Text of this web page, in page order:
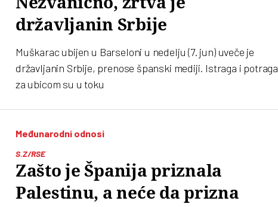
državljanin Srbije
Muškarac ubijen u Barseloni u nedelju (7. jun) uveče je
državljanin Srbije, prenose španski mediji. Istraga i potraga
za ubicom su u toku
Međunarodni odnosi
S.Z/RSE
Zašto je Španija priznala
Palestinu, a neće da prizna